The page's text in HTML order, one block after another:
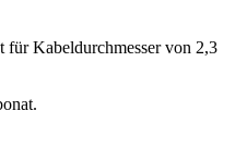
Kabeldurchmesser von 2,3